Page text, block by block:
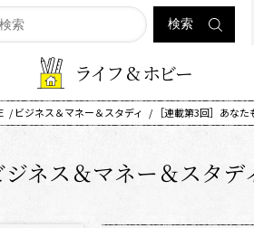
ライフ & ホビー
ビジネス＆マネー＆スタディ ［連載第3回］あな
ジネス＆マネー＆スタデ